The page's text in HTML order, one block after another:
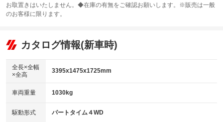
サンルーフ
：装備なし ABS
リフトアップ
：装備なし
：装備あり
パワーウィンドウ
アイドリングストップ
：装備あり
USB入力端子
：装備なし
TV：フルセグ
：装備あり
ビジュアル：-／DVD再生
：装備あり
：装備なし
革シート
キーレス
HID(キセノンライト)
：装備なし
お取置きはいたしません。◆在庫の有無をご確認お願いします。※販売は一般
のお客様に限ります。
カタログ情報(新車時)
全長×全幅
×全高
3395x1475x1725mm
車両重量 1030kg
駆動形式 パートタイム４WD